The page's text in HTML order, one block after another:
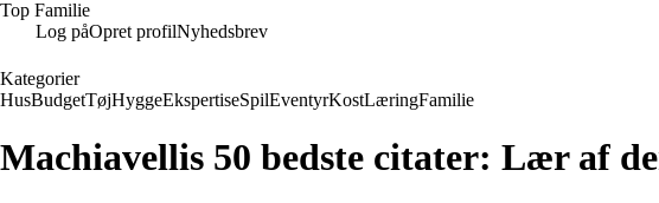
Top Familie
Log påOpret profilNyhedsbrev
Kategorier
HusBudgetTøjHyggeEkspertiseSpilEventyrKostLæringFamilie
Machiavellis 50 bedste citater: Lær af